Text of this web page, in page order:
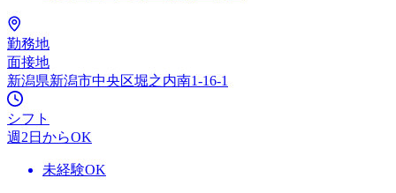
勤務地
面接地
新潟県新潟市中央区堀之内南1-16-1
シフト
週2日からOK
未経験OK